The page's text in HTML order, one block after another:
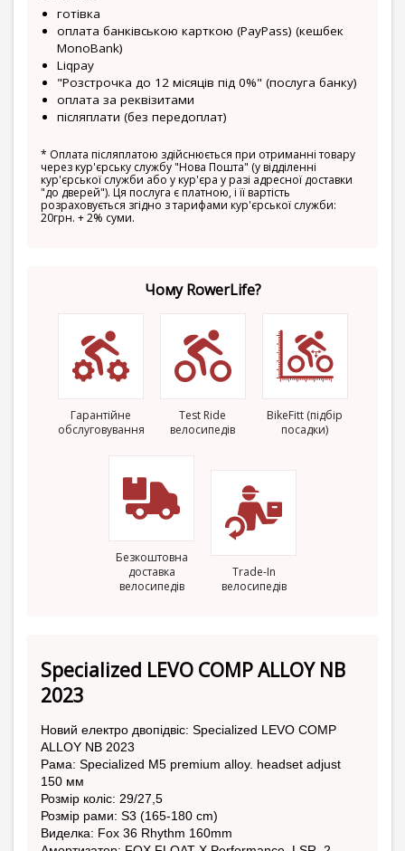
готівка
оплата банківською карткою (PayPass) (кешбек
MonoBank)
Liqpay
"Розстрочка до 12 місяців під 0%" (послуга банку)
оплата за реквізитами
післяплати (без передоплат)
* Оплата післяплатою здійснюється при отриманні товару
через кур'єрську службу "Нова Пошта" (у відділенні
кур'єрської служби або у кур'єра у разі адресної доставки
"до дверей"). Ця послуга є платною, і її вартість
розраховується згідно з тарифами кур'єрської служби:
20грн. + 2% суми.
Чому RowerLife?
Гарантійне
обслуговування
Test Ride
велосипедів
BikeFitt (підбір
посадки)
Безкоштовна
доставка
велосипедів
Trade-In
велосипедів
Specialized LEVO COMP ALLOY NB
2023
Новий електро двопідвіс: Specialized LEVO COMP
ALLOY NB 2023
Рама: Specialized M5 premium alloy. headset adjust
150 мм
Розмір коліс: 29/27,5
Розмір рами: S3 (165-180 cm)
Виделка: Fox 36 Rhythm 160mm